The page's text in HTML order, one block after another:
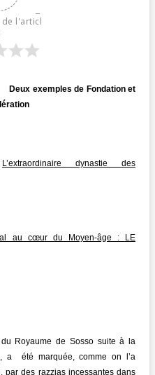
de l'articl
Deux exemples de Fondation et
L’extraordinaire dynastie des
au cœur du Moyen-âge : LE
Royaume de Sosso suite à la
a été marquée, comme on l’a
par des razzias incessantes dans